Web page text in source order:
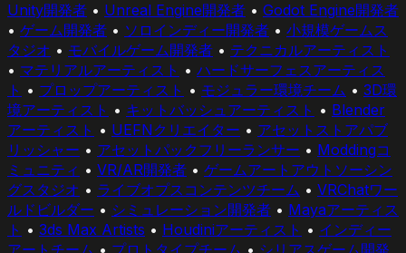
Unity開発者 • Unreal Engine開発者 • Godot Engine開発者
• ゲーム開発者 • ソロインディー開発者 • 小規模ゲームス
タジオ • モバイルゲーム開発者 • テクニカルアーティスト
• マテリアルアーティスト • ハードサーフェスアーティス
ト • プロップアーティスト • モジュラー環境チーム • 3D環
境アーティスト • キットバッシュアーティスト • Blender
アーティスト • UEFNクリエイター • アセットストアパブ
リッシャー • アセットパックフリーランサー • Moddingコ
ミュニティ • VR/AR開発者 • ゲームアートアウトソーシン
グスタジオ • ライブオプスコンテンツチーム • VRChatワー
ルドビルダー • シミュレーション開発者 • Mayaアーティス
ト • 3ds Max Artists • Houdiniアーティスト • インディー